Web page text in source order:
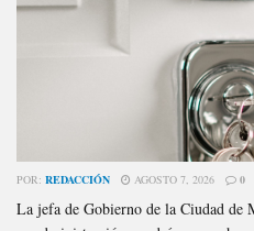
POR: REDACCIÓN AGOSTO 7, 2026 0
La jefa de Gobierno de la Ciudad de